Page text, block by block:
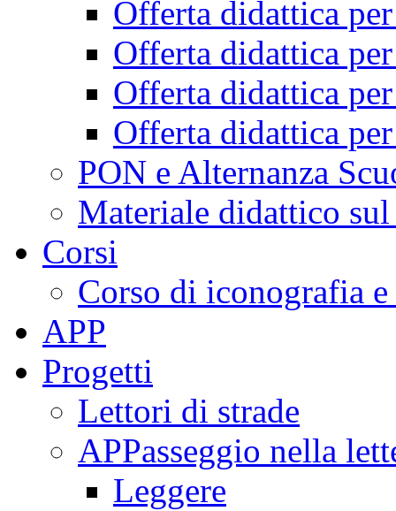
Offerta didattica
Offerta didattica
Offerta didattica
Offerta didattica
PON e Alternanza
Materiale didattico
Corsi
Corso di iconografia
APP
Progetti
Lettori di strade
APPasseggio nella
Leggere